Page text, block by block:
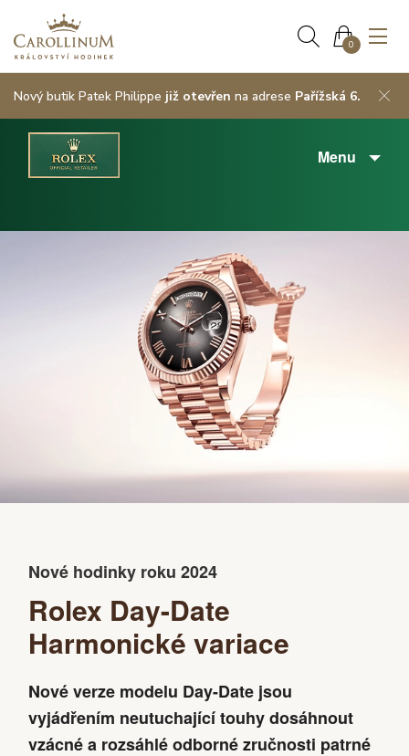
0
Nový butik Patek Philippe již otevřen na adrese Pařížská 6.
Menu
Nové hodinky roku 2024
Rolex Day-Date
Harmonické variace
Nové verze modelu Day-Date jsou
vyjádřením neutuchající touhy dosáhnout
vzácné a rozsáhlé odborné zručnosti patrné